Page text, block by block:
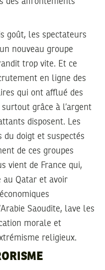
goût, les spectateurs
nouveau groupe
trop vite. Et ce
en ligne des
qui ont afflué des
grâce à l’argent
disposent. Les
du doigt et suspectés
de ces groupes
vient de France qui,
au Qatar et avoir
Saoudite, lave les
morale et
religieux.